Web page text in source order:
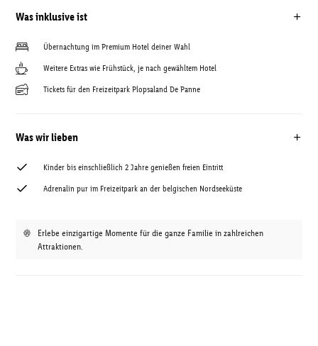
Was inklusive ist
Übernachtung im Premium Hotel deiner Wahl
Weitere Extras wie Frühstück, je nach gewähltem Hotel
Tickets für den Freizeitpark Plopsaland De Panne
Was wir lieben
Kinder bis einschließlich 2 Jahre genießen freien Eintritt
Adrenalin pur im Freizeitpark an der belgischen Nordseeküste
Erlebe einzigartige Momente für die ganze Familie in zahlreichen
Attraktionen.